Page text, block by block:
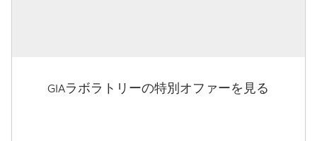
GIAラボラトリーの特別オファーを見る